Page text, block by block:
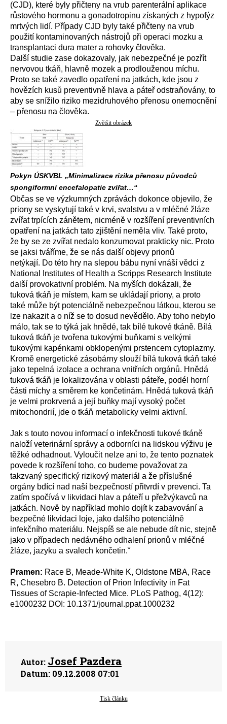
(CJD), které byly přičteny na vrub parenterální aplikace
růstového hormonu a gonadotropinu získaných z hypofýz
mrtvých lidí. Případy CJD byly také přičteny na vrub
použití kontaminovaných nástrojů při operaci mozku a
transplantaci dura mater a rohovky člověka.
Další studie zase dokazovaly, jak nebezpečné je pozřít
nervovou tkáň, hlavně mozek a prodlouženou míchu.
Proto se také zavedlo opatření na jatkách, kde jsou z
hovězích kusů preventivně hlava a páteř odstraňovány, to
aby se snížilo riziko mezidruhového přenosu onemocnění
– přenosu na člověka.
Zvětšit obrázek
Pokyn ÚSKVBL „Minimalizace rizika přenosu původců
spongiformní encefalopatie zvířat…“
Občas se ve výzkumných zprávách dokonce objevilo, že
priony se vyskytují také v krvi, svalstvu a v mléčné žláze
zvířat trpících zánětem, nicméně v rozšíření preventivních
opatření na jatkách tato zjištění neměla vliv. Také proto,
že by se ze zvířat nedalo konzumovat prakticky nic. Proto
se jaksi tváříme, že se nás další objevy prionů
netýkají. Do této hry na slepou bábu nyní vnáší vědci z
National Institutes of Health a Scripps Research Institute
další provokativní problém. Na myších dokázali, že
tuková tkáň je místem, kam se ukládají priony, a proto
také může být potenciálně nebezpečnou látkou, kterou se
lze nakazit a o níž se to dosud nevědělo. Aby toho nebylo
málo, tak se to týká jak hnědé, tak bílé tukové tkáně. Bílá
tuková tkáň je tvořena tukovými buňkami s velkými
tukovými kapénkami obklopenými prstencem cytoplazmy.
Kromě energetické zásobárny slouží bílá tuková tkáň také
jako tepelná izolace a ochrana vnitřních orgánů. Hnědá
tuková tkáň je lokalizována v oblasti páteře, podél horní
části míchy a směrem ke končetinám. Hnědá tuková tkáň
je velmi prokrvená a její buňky mají vysoký počet
mitochondrií, jde o tkáň metabolicky velmi aktivní.
Jak s touto novou informací o infekčnosti tukové tkáně
naloží veterinární správy a odborníci na lidskou výživu je
těžké odhadnout. Vyloučit nelze ani to, že tento poznatek
povede k rozšíření toho, co budeme považovat za
takzvaný specifický rizikový materiál a že příslušné
orgány bdící nad naší bezpečností přitvrdí v prevenci. Ta
zatím spočívá v likvidaci hlav a páteří u přežvýkavců na
jatkách. Nově by například mohlo dojít k zabavování a
bezpečné likvidaci loje, jako dalšího potenciálně
infekčního materiálu. Nejspíš se ale nebude dít nic, stejně
jako v případech nedávného odhalení prionů v mléčné
žláze, jazyku a svalech končetin.ˇ
Pramen: Race B, Meade-White K, Oldstone MBA, Race
R, Chesebro B. Detection of Prion Infectivity in Fat
Tissues of Scrapie-Infected Mice. PLoS Pathog, 4(12):
e1000232 DOI: 10.1371/journal.ppat.1000232
Autor: Josef Pazdera
Datum: 09.12.2008 07:01
Tisk článku